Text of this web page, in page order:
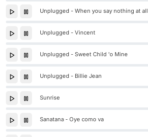
Unplugged - When you say nothing at all
Unplugged - Vincent
Unplugged - Sweet Child 'o Mine
Unplugged - Billie Jean
Sunrise
Sanatana - Oye como va